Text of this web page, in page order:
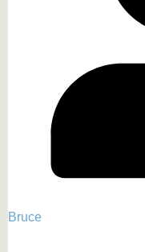
Bruce